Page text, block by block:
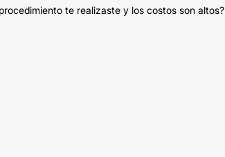
te realizaste y los costos son altos?